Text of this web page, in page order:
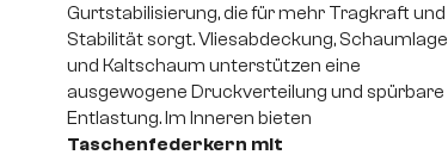
Gurtstabilisierung, die für mehr Tragkraft und
Stabilität sorgt. Vliesabdeckung, Schaumlage
und Kaltschaum unterstützen eine
ausgewogene Druckverteilung und spürbare
Entlastung. Im Inneren bieten
Taschenfederkern mit